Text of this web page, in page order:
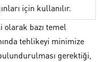
için kullanılır.
olarak bazı temel
tehlikeyi minimize
gerektiği,